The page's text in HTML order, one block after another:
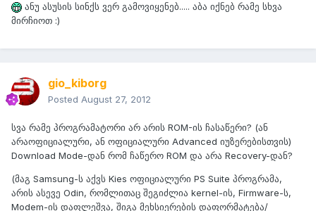
ანუ ასუსის სინქს ვერ გამოვიყენებ..... აბა იქნებ რამე სხვა
მირჩიოთ :)
gio_kiborg
Posted August 27, 2012
სვა რამე პროგრამატორი არ არის ROM-ის ჩასაწერი? (ან
არაოფიციალური, ან ოფიციალური Advanced იუზერებისთვის)
Download Mode-დან რომ ჩაწერო ROM და არა Recovery-დან?
(მაგ Samsung-ს აქვს Kies ოფიციალური PS Suite პროგრამა,
არის ასევე Odin, რომლითაც შეგიძლია kernel-ის, Firmware-ს,
Modem-ის დაფლეშვა, შიგა მეხსიერების დაფორმატება/